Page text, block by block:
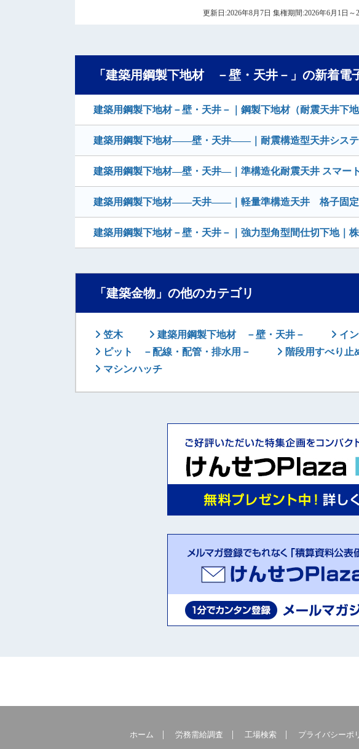
更新日:2026年8月7日 集権期間:2026年6月1日
「建築用鋼製下地材 －壁・天井－」の新着電
建築用鋼製下地材－壁・天井－｜鋼製下地材（耐震天井下
建築用鋼製下地材——壁・天井——｜耐震構造型天井シス
建築用鋼製下地材―壁・天井―｜準構造化耐震天井 スマー
建築用鋼製下地材――天井――｜軽量準構造天井 格子固定
建築用鋼製下地材－壁・天井－｜強力型角型間仕切下地｜
「建築金物」の他のカテゴリ
笠木 建築用鋼製下地材 －壁・天井－ イ
ピット －配線・配管・排水用－
階段用すべり止
マシンハッチ
ホーム 労務需給調査 工場検索 プライバシーポ